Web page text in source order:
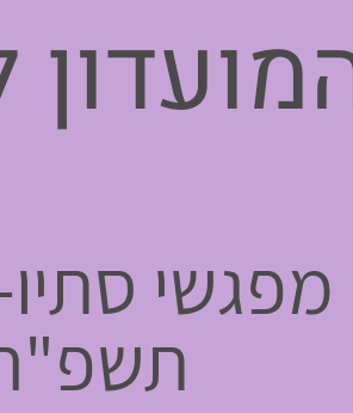
מפגשי